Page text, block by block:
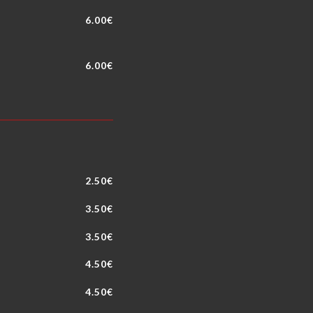
6.00€
6.00€
2.50€
3.50€
3.50€
4.50€
4.50€